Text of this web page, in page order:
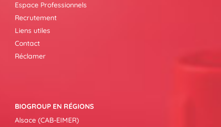
Espace Professionnels
Recrutement
Liens utiles
Contact
Réclamer
BIOGROUP EN RÉGIONS
Alsace (CAB-EIMER)